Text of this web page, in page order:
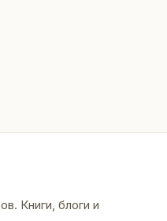
Книги, блоги и